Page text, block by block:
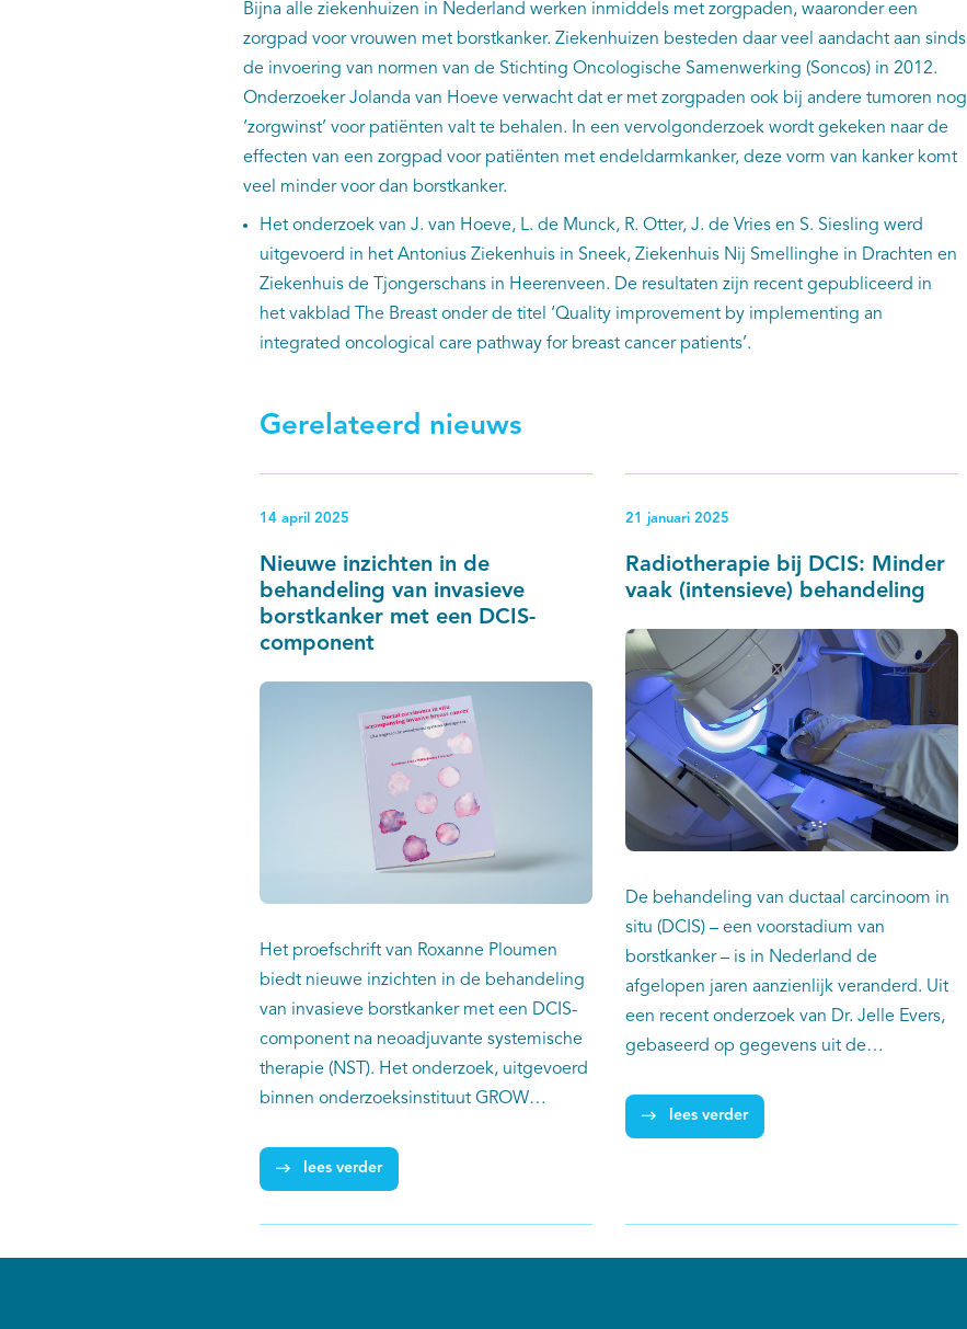
Bijna alle ziekenhuizen in Nederland werken inmiddels met zorgpaden, waaronder een
zorgpad voor vrouwen met borstkanker. Ziekenhuizen besteden daar veel aandacht aan sinds
de invoering van normen van de Stichting Oncologische Samenwerking (Soncos) in 2012.
Onderzoeker Jolanda van Hoeve verwacht dat er met zorgpaden ook bij andere tumoren nog
‘zorgwinst’ voor patiënten valt te behalen. In een vervolgonderzoek wordt gekeken naar de
effecten van een zorgpad voor patiënten met endeldarmkanker, deze vorm van kanker komt
veel minder voor dan borstkanker.
Het onderzoek van J. van Hoeve, L. de Munck, R. Otter, J. de Vries en S. Siesling werd
uitgevoerd in het Antonius Ziekenhuis in Sneek, Ziekenhuis Nij Smellinghe in Drachten en
Ziekenhuis de Tjongerschans in Heerenveen. De resultaten zijn recent gepubliceerd in
het vakblad The Breast onder de titel ‘Quality improvement by implementing an
integrated oncological care pathway for breast cancer patients’.
Gerelateerd nieuws
14 april 2025
Nieuwe inzichten in de
behandeling van invasieve
borstkanker met een DCIS-
component
Het proefschrift van Roxanne Ploumen
biedt nieuwe inzichten in de behandeling
van invasieve borstkanker met een DCIS-
component na neoadjuvante systemische
therapie (NST). Het onderzoek, uitgevoerd
binnen onderzoeksinstituut GROW
met de Universiteit Twente en met data uit
de Nederlandse Kankerregistratie (NKR),
lees verder
21 januari 2025
Radiotherapie bij DCIS: Minder
vaak (intensieve) behandeling
De behandeling van ductaal carcinoom in
situ (DCIS) – een voorstadium van
borstkanker – is in Nederland de
afgelopen jaren aanzienlijk veranderd. Uit
een recent onderzoek van Dr. Jelle Evers,
gebaseerd op gegevens uit de
dat de intensiteit van
(radiotherapie-)behandeling bij DCIS
risico op het ontwikkelen van invasieve
lees verder